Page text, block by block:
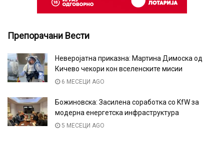
Препорачани Вести
Неверојатна приказна: Мартина Димоска од
Кичево чекори кон вселенските мисии
6 МЕСЕЦИ AGO
Божиновска: Засилена соработка со KfW за
модерна енергетска инфраструктура
5 МЕСЕЦИ AGO